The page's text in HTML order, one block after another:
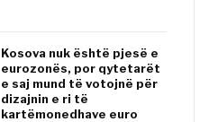
Kosova nuk është pjesë e
eurozonës, por qytetarët
e saj mund të votojnë për
dizajnin e ri të
kartëmonedhave euro